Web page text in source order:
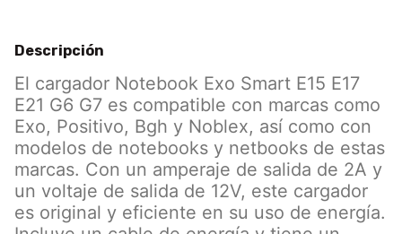
Descripción
El cargador Notebook Exo Smart E15 E17
E21 G6 G7 es compatible con marcas como
Exo, Positivo, Bgh y Noblex, así como con
modelos de notebooks y netbooks de estas
marcas. Con un amperaje de salida de 2A y
un voltaje de salida de 12V, este cargador
es original y eficiente en su uso de energía.